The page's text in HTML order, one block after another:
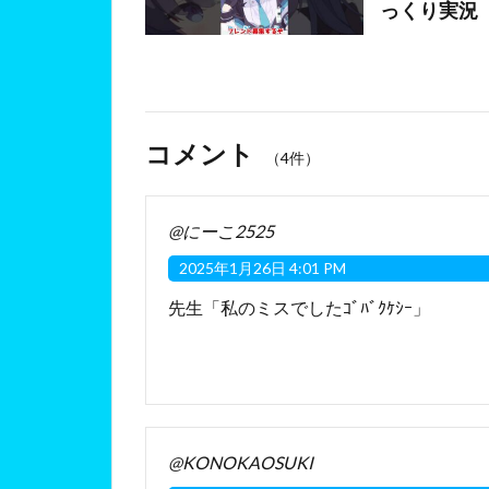
っくり実況
コメント （4件）
@にーこ2525
2025年1月26日 4:01 PM
先生「私のミスでしたｺﾞﾊﾞｸｹｼｰ」
@KONOKAOSUKI